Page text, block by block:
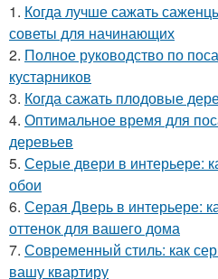
1. Когда лучше сажать
советы для начинающих
2. Полное руководство по
кустарников
3. Когда сажать плодовые
4. Оптимальное время для
деревьев
5. Серые двери в интерьере:
обои
6. Серая Дверь в интерьере:
оттенок для вашего дома
7. Современный стиль: как
вашу квартиру